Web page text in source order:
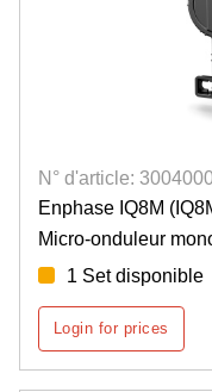
N° d'article:
Enphase IQ8M
Micro-onduleur
1 Set disponible
Login for prices